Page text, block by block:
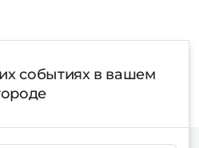
событиях в вашем